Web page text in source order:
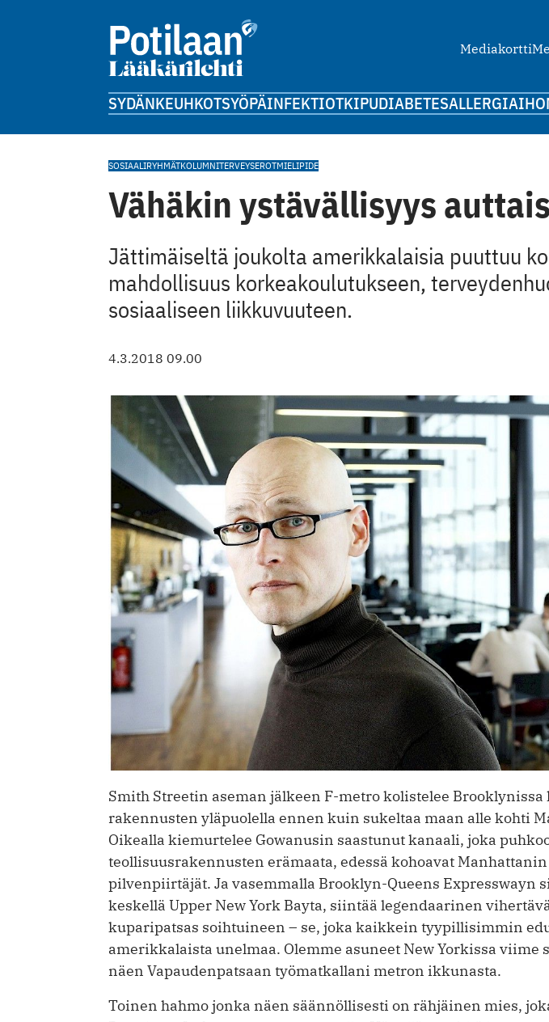
MediakorttiMe
SYDÄNKEUHKOTSYÖPÄINFEKTIOTKIPUDIABETESALLERGIAIHO
SOSIAALIRYHMÄTKOLUMNITERVEYSEROTMIELIPIDE
Vähäkin ystävällisyys
Jättimäiseltä joukolta amerikkalaisia puuttuu
mahdollisuus korkeakoulutukseen,
sosiaaliseen liikkuvuuteen.
4.3.2018 09.00
Smith Streetin aseman jälkeen F-metro kolistelee Brooklynissa
rakennusten yläpuolella ennen kuin sukeltaa maan alle kohti
Oikealla kiemurtelee Gowanusin saastunut kanaali, joka
teollisuusrakennusten erämaata, edessä kohoavat
pilvenpiirtäjät. Ja vasemmalla Brooklyn-Queens Expresswayn
keskellä Upper New York Bayta, siintää legendaarinen
kuparipatsas soihtuineen – se, joka kaikkein tyypillisimmin
amerikkalaista unelmaa. Olemme asuneet New Yorkissa viime
näen Vapaudenpatsaan työmatkallani metron ikkunasta.
Toinen hahmo jonka näen säännöllisesti on rähjäinen mies,